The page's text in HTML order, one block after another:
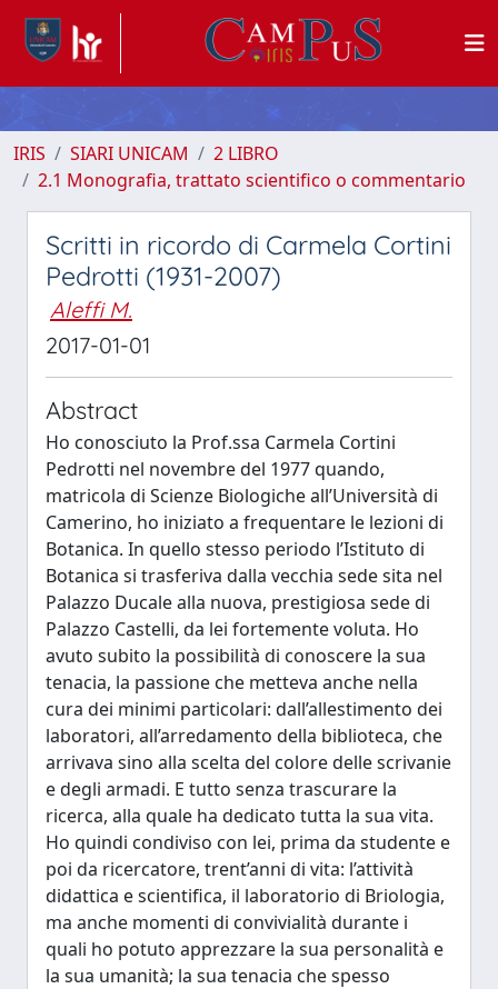
IRIS SIARI UNICAM
2 LIBRO
2.1 Monografia, trattato scientifico o commentario
Scritti in ricordo di Carmela Cortini
Pedrotti (1931-2007)
Aleffi M.
2017-01-01
Abstract
Ho conosciuto la Prof.ssa Carmela Cortini
Pedrotti nel novembre del 1977 quando,
matricola di Scienze Biologiche all’Università di
Camerino, ho iniziato a frequentare le lezioni di
Botanica. In quello stesso periodo l’Istituto di
Botanica si trasferiva dalla vecchia sede sita nel
Palazzo Ducale alla nuova, prestigiosa sede di
Palazzo Castelli, da lei fortemente voluta. Ho
avuto subito la possibilità di conoscere la sua
tenacia, la passione che metteva anche nella
cura dei minimi particolari: dall’allestimento dei
laboratori, all’arredamento della biblioteca, che
arrivava sino alla scelta del colore delle scrivanie
e degli armadi. E tutto senza trascurare la
ricerca, alla quale ha dedicato tutta la sua vita.
Ho quindi condiviso con lei, prima da studente e
poi da ricercatore, trent’anni di vita: l’attività
didattica e scientifica, il laboratorio di Briologia,
ma anche momenti di convivialità durante i
quali ho potuto apprezzare la sua personalità e
la sua umanità; la sua tenacia che spesso